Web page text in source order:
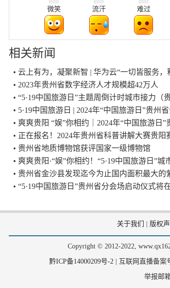
微笑 流汗 难过
相关新闻
• 云上有为，凝聚新智 | 华为云“一切皆服务
• 2023年贵州省数字经济人才规模超42万人
• “5·19中国旅游日”主题周倒计时城市接力（
• 5·19中国旅游日 | 2024年“中国旅游日”贵州
• 爽爽贵阳 “娱”你相约｜2024年“中国旅游日
• 正在报名！2024年贵州省科普讲解大赛贵阳
• 贵州省地质博物馆获评国家一级博物馆
• 爽爽贵阳·“娱”你相约！“5·19中国旅游日”城
• 贵州省金沙县发现迄今为止国内面积最大的
• “5·19中国旅游日”贵州省分会场启动仪式将
关于我们 版权
Copyright © 2012-2022,
黔ICP备14000209号-2| 互联网直播备案
举报邮